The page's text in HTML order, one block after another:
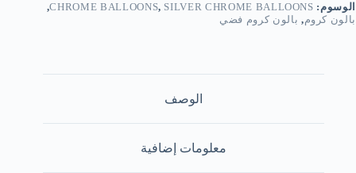
الوسوم:
CHROME BALLOONS, SILVER CHROME BALLOONS
,
بالون كروم, بالون كروم فضي
الوصف
معلومات إضافية